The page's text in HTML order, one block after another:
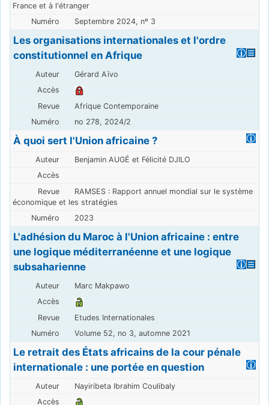
France et à l'étranger
Septembre 2024, nº 3
Les organisations internationales et l'ordre
constitutionnel en Afrique
Gérard Aïvo
Afrique Contemporaine
no 278, 2024/2
À quoi sert l'Union africaine ?
Benjamin AUGÉ et Félicité DJILO
RAMSES : Rapport annuel mondial sur le système
économique et les stratégies
2023
L'adhésion du Maroc à l'Union africaine : entre
une logique méditerranéenne et une logique
subsaharienne
Marc Makpawo
Etudes Internationales
Volume 52, no 3, automne 2021
Le retrait des États africains de la cour pénale
internationale : une portée en question
Nayiribeta Ibrahim Coulibaly